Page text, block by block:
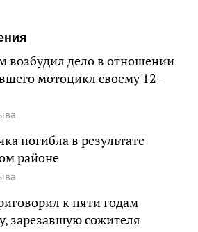
возбудил дело в отношении
мотоцикл своему 12-
погибла в результате
районе
к пяти годам
зарезавшую сожителя